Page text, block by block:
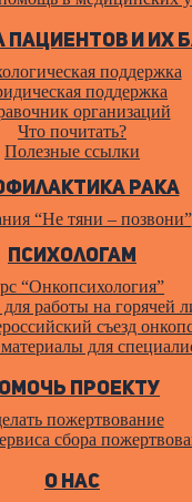
и их
поддержка
поддержка
организаций
Что почитать?
Полезные ссылки
рака
“Не тяни – позвони”
Психологам
“Онкопсихология”
работы на горячей
cъезд
для
проекту
пожертвование
сбора
О нас